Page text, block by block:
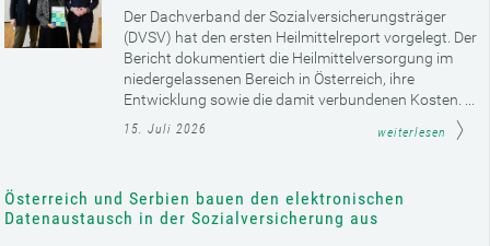
Der Dachverband der Sozialversicherungsträger
(DVSV) hat den ersten Heilmittelreport vorgelegt. Der
Bericht dokumentiert die Heilmittelversorgung im
niedergelassenen Bereich in Österreich, ihre
Entwicklung sowie die damit verbundenen Kosten. ...
15. Juli 2026 weiterlesen
Österreich und Serbien bauen den elektronischen
Datenaustausch in der Sozialversicherung aus